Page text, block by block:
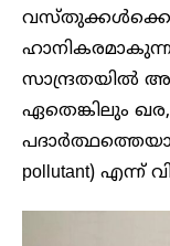
വസ്തുക്കൾക്കൊ,
സാന്ദ്രതയിൽ
ഏതെങ്കിലും
pollutant) എന്ന്